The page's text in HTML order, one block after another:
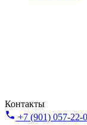
Контакты
+7 (901) 057-22-